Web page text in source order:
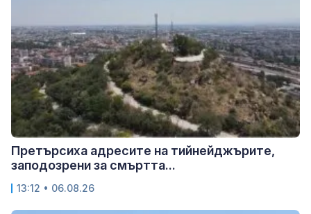
Претърсиха адресите на тийнейджърите,
заподозрени за смъртта...
13:12 • 06.08.26